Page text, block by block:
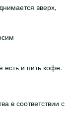
вверх,
есть и пить кофе.
в соответствии с